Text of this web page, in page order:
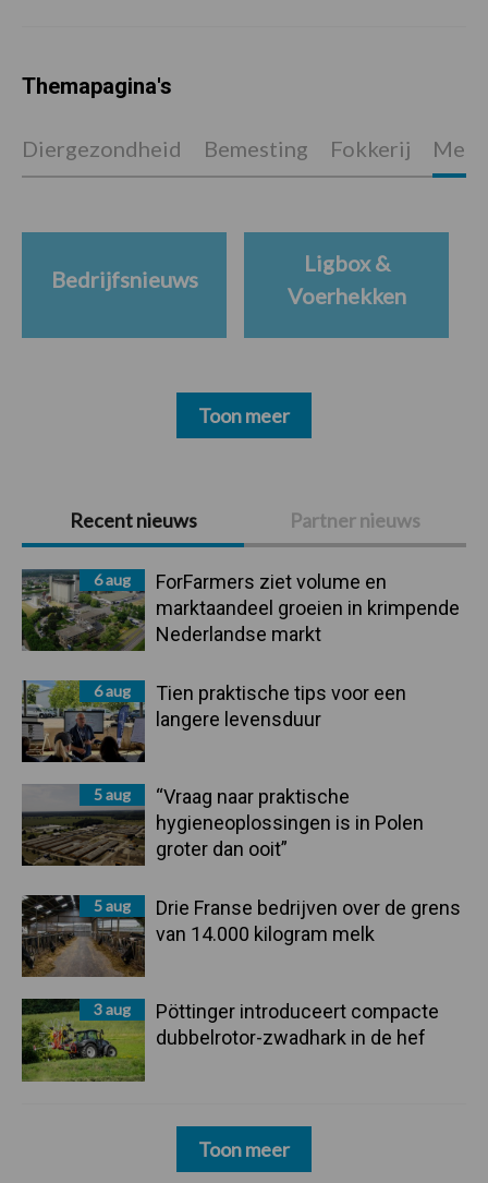
Primaire
Sidebar
Recent nieuws Partner nieuws
6 aug
ForFarmers ziet volume en
marktaandeel groeien in krimpende
Nederlandse markt
6 aug
Tien praktische tips voor een
langere levensduur
5 aug
“Vraag naar praktische
hygieneoplossingen is in Polen
groter dan ooit”
5 aug
Drie Franse bedrijven over de grens
van 14.000 kilogram melk
3 aug
Pöttinger introduceert compacte
dubbelrotor-zwadhark in de hef
Toon meer
Themapagina's
Diergezondheid Bemesting Fokkerij
Bedrijfsnieuws
Ligbox &
Voerhekken
Toon meer